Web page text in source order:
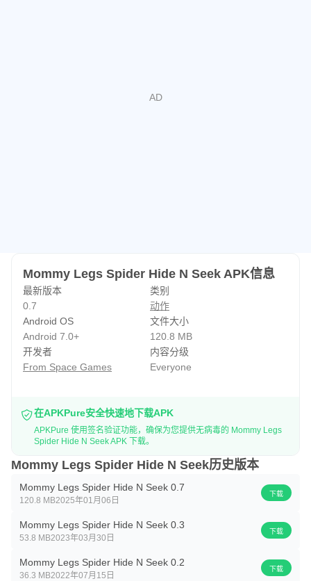
Mommy Legs Spider Hide N Seek APK信息
最新版本
0.7
类别
动作
Android OS
Android 7.0+
文件大小
120.8 MB
开发者
From Space Games
内容分级
Everyone
在APKPure安全快速地下载APK
APKPure 使用签名验证功能，确保为您提供无病毒的 Mommy Legs
Spider Hide N Seek APK 下载。
Mommy Legs Spider Hide N Seek历史版本
Mommy Legs Spider Hide N Seek 0.7
120.8 MB2025年01月06日
下载
Mommy Legs Spider Hide N Seek 0.3
53.8 MB2023年03月30日
下载
Mommy Legs Spider Hide N Seek 0.2
36.3 MB2022年07月15日
下载